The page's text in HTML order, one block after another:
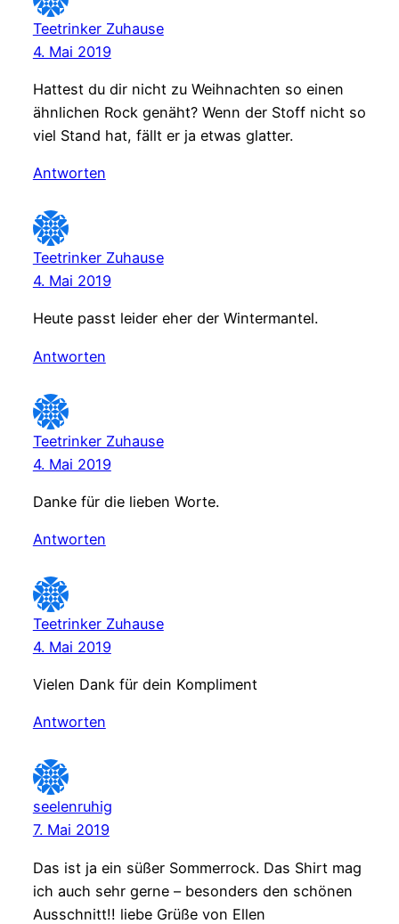
Teetrinker Zuhause
4. Mai 2019
Hattest du dir nicht zu Weihnachten so einen
ähnlichen Rock genäht? Wenn der Stoff nicht so
viel Stand hat, fällt er ja etwas glatter.
Antworten
Teetrinker Zuhause
4. Mai 2019
Heute passt leider eher der Wintermantel.
Antworten
Teetrinker Zuhause
4. Mai 2019
Danke für die lieben Worte.
Antworten
Teetrinker Zuhause
4. Mai 2019
Vielen Dank für dein Kompliment
Antworten
seelenruhig
7. Mai 2019
Das ist ja ein süßer Sommerrock. Das Shirt mag
ich auch sehr gerne – besonders den schönen
Ausschnitt!! liebe Grüße von Ellen